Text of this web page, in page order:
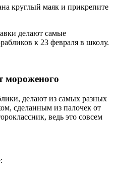
круглый маяк и прикрепите
делают самые
к 23 февраля в школу.
мороженого
делают из самых разных
сделанным из палочек от
ведь это совсем